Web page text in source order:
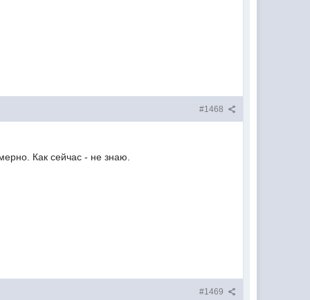
#1468
Как сейчас - не знаю.
#1469